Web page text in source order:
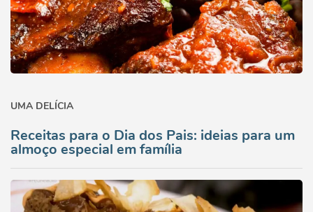
UMA DELÍCIA
Receitas para o Dia dos Pais: ideias para um
almoço especial em família